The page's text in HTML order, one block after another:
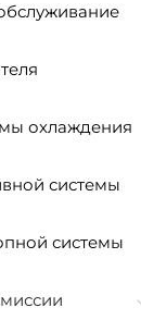
охлаждения
системы
системы